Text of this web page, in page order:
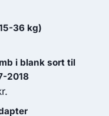
kr..1,937.00 kr..
kr..
36 kg)
kr..
i blank sort til
2018
aktuelle